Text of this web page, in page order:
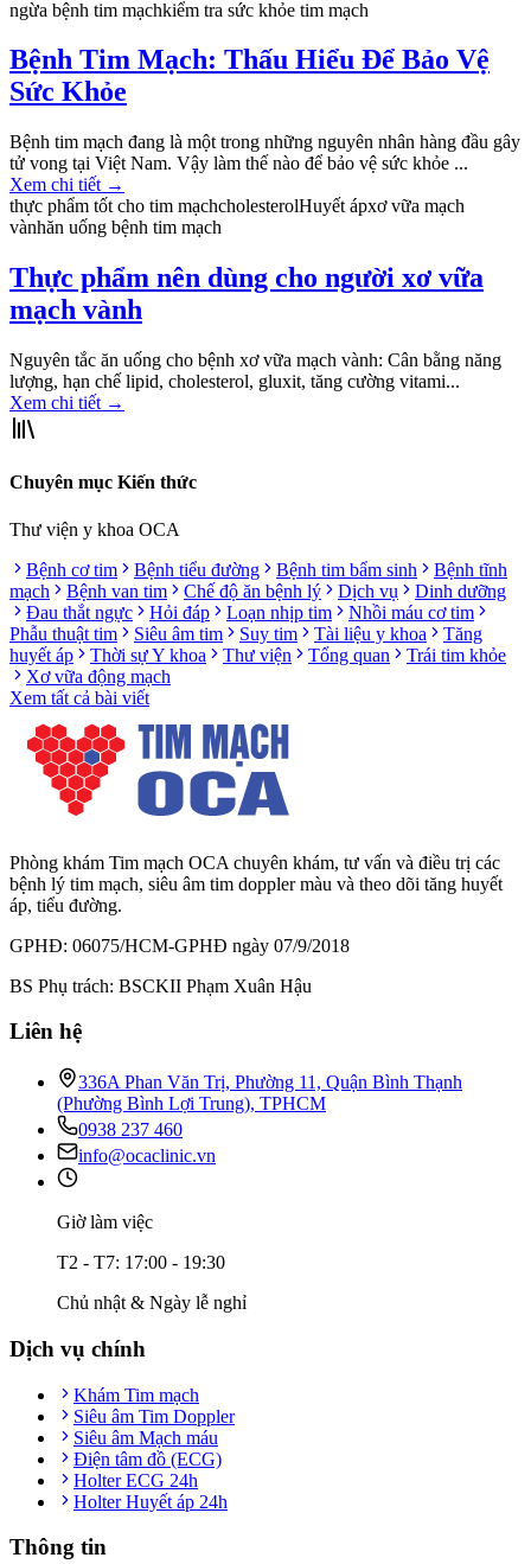
ngừa bệnh tim mạchkiểm tra sức khỏe tim mạch
Bệnh Tim Mạch: Thấu Hiểu Để Bảo Vệ
Sức Khỏe
Bệnh tim mạch đang là một trong những nguyên nhân hàng đầu gây
tử vong tại Việt Nam. Vậy làm thế nào để bảo vệ sức khỏe ...
Xem chi tiết →
thực phẩm tốt cho tim mạchcholesterolHuyết ápxơ vữa mạch
vànhăn uống bệnh tim mạch
Thực phẩm nên dùng cho người xơ vữa
mạch vành
Nguyên tắc ăn uống cho bệnh xơ vữa mạch vành: Cân bằng năng
lượng, hạn chế lipid, cholesterol, gluxit, tăng cường vitami...
Xem chi tiết →
Chuyên mục Kiến thức
Thư viện y khoa OCA
Bệnh cơ tim
Bệnh tiểu đường Bệnh tim bẩm sinh
Bệnh tĩnh
mạch
Bệnh van tim Chế độ ăn bệnh lý Dịch vụ
Dinh dưỡng
Đau thắt ngực
Hỏi đáp Loạn nhịp tim
Nhồi máu cơ tim
Phẫu thuật tim
Siêu âm tim Suy tim Tài liệu y khoa
Tăng
huyết áp
Thời sự Y khoa Thư viện Tổng quan
Trái tim khỏe
Xơ vữa động mạch
Xem tất cả bài viết
Phòng khám Tim mạch OCA chuyên khám, tư vấn và điều trị các
bệnh lý tim mạch, siêu âm tim doppler màu và theo dõi tăng huyết
áp, tiểu đường.
GPHĐ: 06075/HCM-GPHĐ ngày 07/9/2018
BS Phụ trách: BSCKII Phạm Xuân Hậu
Liên hệ
336A Phan Văn Trị, Phường 11, Quận Bình Thạnh
(Phường Bình Lợi Trung), TPHCM
0938 237 460
info@ocaclinic.vn
Giờ làm việc
T2 - T7: 17:00 - 19:30
Chủ nhật & Ngày lễ nghỉ
Dịch vụ chính
Khám Tim mạch
Siêu âm Tim Doppler
Siêu âm Mạch máu
Điện tâm đồ (ECG)
Holter ECG 24h
Holter Huyết áp 24h
Thông tin